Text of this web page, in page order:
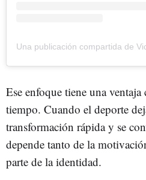
Ese enfoque tiene una ventaja
tiempo. Cuando el deporte
transformación rápida y se
depende tanto de la
parte de la identidad.